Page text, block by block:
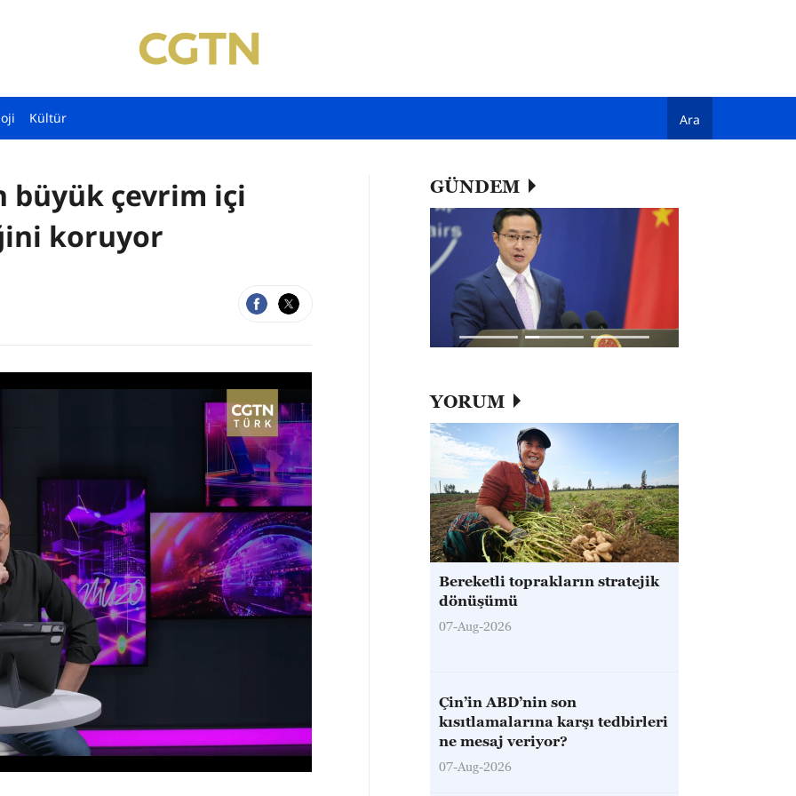
Kültür Ara
büyük çevrim içi
koruyor
GÜNDEM
YORUM
Bereketli toprakların stratejik
dönüşümü
07-Aug-2026
Çin’in ABD’nin son
kısıtlamalarına karşı tedbirleri
ne mesaj veriyor?
07-Aug-2026